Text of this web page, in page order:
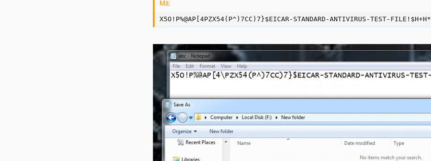
Mã:
X5O!P%@AP[4PZX54(P^)7CC)7}$EICAR-STANDARD-ANTIVIRUS-TEST-FILE!$H+H*